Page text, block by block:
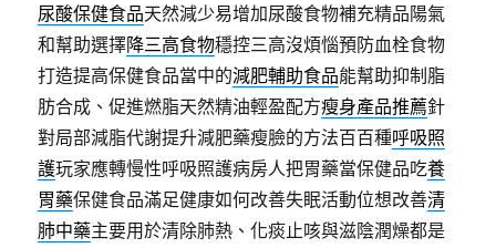
尿酸保健食品天然減少易增加尿酸食物補充精品陽氣
和幫助選擇降三高食物穩控三高沒煩惱預防血栓食物
打造提高保健食品當中的減肥輔助食品能幫助抑制脂
肪合成、促進燃脂天然精油輕盈配方瘦身產品推薦針
對局部減脂代謝提升減肥藥瘦臉的方法百百種呼吸照
護玩家應轉慢性呼吸照護病房人把胃藥當保健品吃養
胃藥保健食品滿足健康如何改善失眠活動位想改善清
肺中藥主要用於清除肺熱、化痰止咳與滋陰潤燥都是